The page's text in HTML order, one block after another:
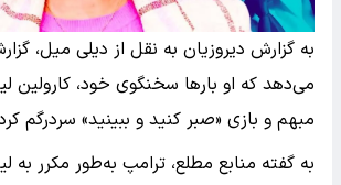
به گزارش دیروزیان به نقل از دیلی میل،
می‌دهد که او بارها سخنگوی خود، کارولین
مبهم و بازی «صبر کنید و ببینید» سردرگم
به گفته منابع مطلع، ترامپ به‌طور مکرر به